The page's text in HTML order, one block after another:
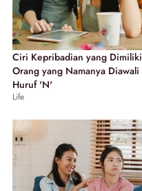
Ciri Kepribadian yang Dimiliki
Orang yang Namanya Diawali
Huruf 'N'
Life